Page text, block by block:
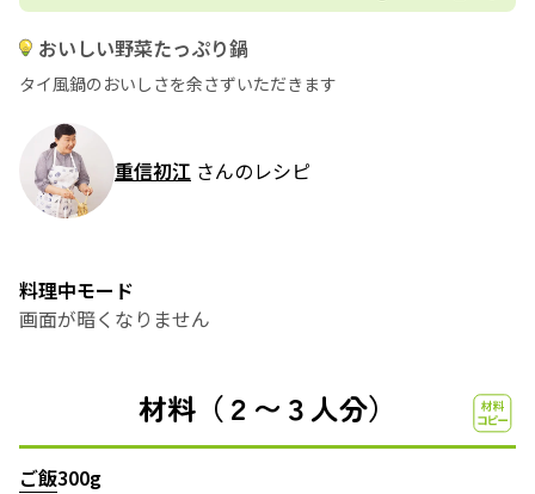
おいしい野菜たっぷり鍋
タイ風鍋のおいしさを余さずいただきます
重信初江 さんのレシピ
料理中モード
画面が暗くなりません
材料（２〜３人分）
ご飯300g